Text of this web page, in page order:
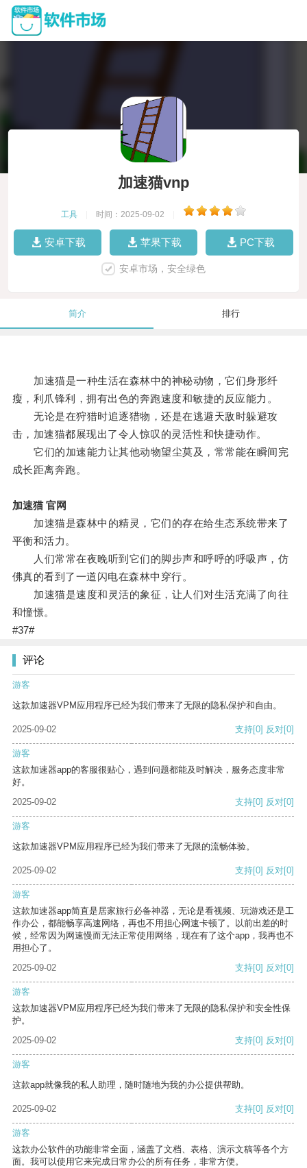
加速猫vnp
工具 时间：2025-09-02
安卓下载 苹果下载 PC下载
安卓市场，安全绿色
简介 排行
加速猫是一种生活在森林中的神秘动物，它们身形纤
瘦，利爪锋利，拥有出色的奔跑速度和敏捷的反应能力。
无论是在狩猎时追逐猎物，还是在逃避天敌时躲避攻
击，加速猫都展现出了令人惊叹的灵活性和快捷动作。
它们的加速能力让其他动物望尘莫及，常常能在瞬间完
成长距离奔跑。
加速猫 官网
加速猫是森林中的精灵，它们的存在给生态系统带来了
平衡和活力。
人们常常在夜晚听到它们的脚步声和呼呼的呼吸声，仿
佛真的看到了一道闪电在森林中穿行。
加速猫是速度和灵活的象征，让人们对生活充满了向往
和憧憬。
#37#
评论
游客
这款加速器VPM应用程序已经为我们带来了无限的隐私保护和自由。
2025-09-02 支持[0] 反对[0]
游客
这款加速器app的客服很贴心，遇到问题都能及时解决，服务态度非常
好。
2025-09-02
支持[0] 反对[0]
游客
这款加速器VPM应用程序已经为我们带来了无限的流畅体验。
2025-09-02 支持[0] 反对[0]
游客
这款加速器app简直是居家旅行必备神器，无论是看视频、玩游戏还是工
作办公，都能畅享高速网络，再也不用担心网速卡顿了。以前出差的时
候，经常因为网速慢而无法正常使用网络，现在有了这个app，我再也不
用担心了。
2025-09-02
支持[0] 反对[0]
游客
这款加速器VPM应用程序已经为我们带来了无限的隐私保护和安全性保
护。
2025-09-02
支持[0] 反对[0]
游客
这款app就像我的私人助理，随时随地为我的办公提供帮助。
2025-09-02 支持[0] 反对[0]
游客
这款办公软件的功能非常全面，涵盖了文档、表格、演示文稿等各个方
面。我可以使用它来完成日常办公的所有任务，非常方便。